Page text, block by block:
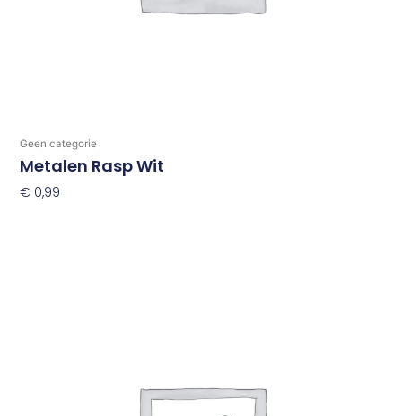
Geen categorie
Metalen Rasp Wit
€ 0,99